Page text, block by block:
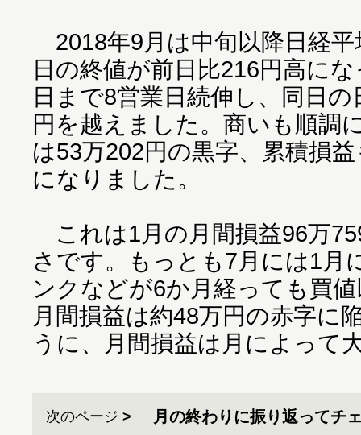
2018年9月は中旬以降日経
日の終値が前日比216円高に
日まで8営業日続伸し、同日
円を越えました。商いも順調
は53万202円の黒字、累積損
になりました。
これは1月の月間損益96万
さです。もっとも7月には1月
ンクなどが6か月経っても買
月間損益は約48万円の赤字に
うに、月間損益は月によって
次のページ 月の終わりに振り返ってチ